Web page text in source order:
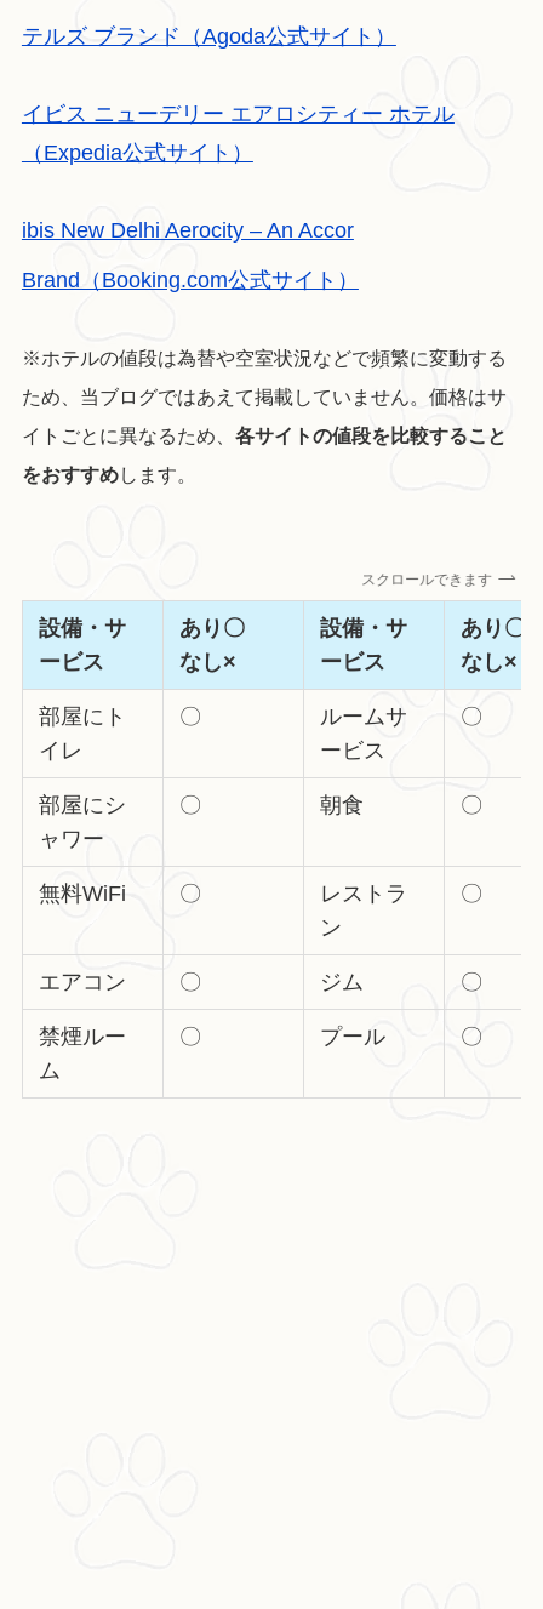
テルズ ブランド（Agoda公式サイト）
イビス ニューデリー エアロシティー ホテル
（Expedia公式サイト）
ibis New Delhi Aerocity – An Accor
Brand（Booking.com公式サイト）
※ホテルの値段は為替や空室状況などで頻繁に変動する
ため、当ブログではあえて掲載していません。価格はサ
イトごとに異なるため、 各サイトの値段を比較すること
をおすすめします。
スクロールできます
設備・サ
ービス
あり〇
なし×
設備・サ
ービス
あり
なし×
部屋にト
イレ
〇
ルームサ
ービス
〇
部屋にシ
ャワー
〇 朝食 〇
無料WiFi 〇
レストラ
ン
〇
エアコン 〇 ジム 〇
禁煙ルー
ム
〇 プール 〇